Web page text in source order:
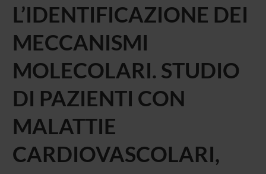
L’IDENTIFICAZIONE DEI
MECCANISMI
MOLECOLARI. STUDIO
DI PAZIENTI CON
MALATTIE
CARDIOVASCOLARI,